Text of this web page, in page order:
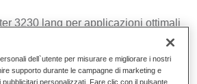
3230 lang per applicazioni ottimali
Permasolid HS Autolack 275 e
dell`utente per misurare e migliorare i nostri
supporto durante le campagne di marketing e
personalizzati. Fare clic con il pulsante